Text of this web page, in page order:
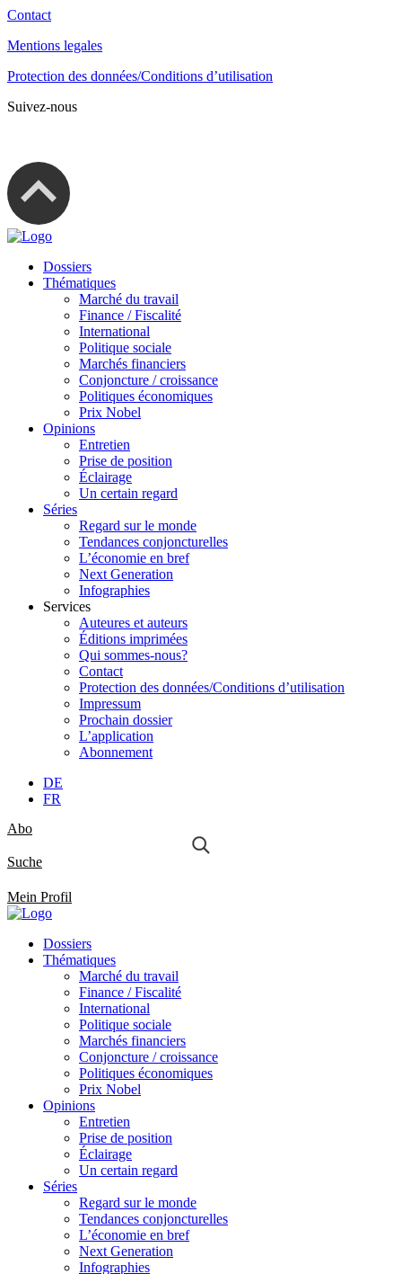
Contact
Mentions legales
Protection des données/Conditions d’utilisation
Suivez-nous
Dossiers
Thématiques
Marché du travail
Finance / Fiscalité
International
Politique sociale
Marchés financiers
Conjoncture / croissance
Politiques économiques
Prix Nobel
Opinions
Entretien
Prise de position
Éclairage
Un certain regard
Séries
Regard sur le monde
Tendances conjoncturelles
L’économie en bref
Next Generation
Infographies
Services
Auteures et auteurs
Éditions imprimées
Qui sommes-nous?
Contact
Protection des données/Conditions d’utilisation
Impressum
Prochain dossier
L’application
Abonnement
DE
FR
Abo
Suche
Mein Profil
Dossiers
Thématiques
Marché du travail
Finance / Fiscalité
International
Politique sociale
Marchés financiers
Conjoncture / croissance
Politiques économiques
Prix Nobel
Opinions
Entretien
Prise de position
Éclairage
Un certain regard
Séries
Regard sur le monde
Tendances conjoncturelles
L’économie en bref
Next Generation
Infographies